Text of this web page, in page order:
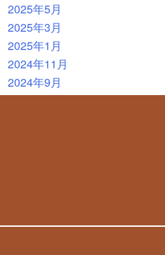
2025年5月
2025年3月
2025年1月
2024年11月
2024年9月